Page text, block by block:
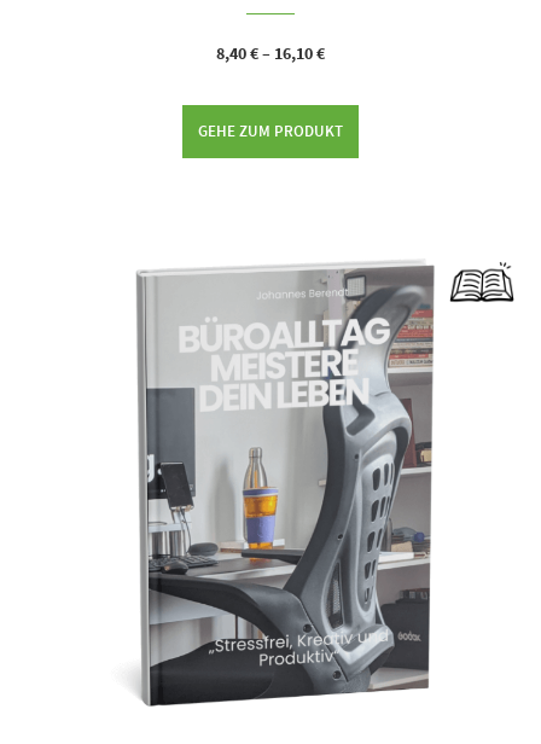
8,40€– 16,10€
GEHE ZUM PRODUKT